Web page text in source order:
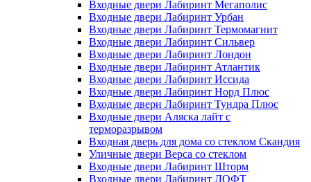
Входные двери Лабиринт Мегаполис
Входные двери Лабиринт Урбан
Входные двери Лабиринт Термомагнит
Входные двери Лабиринт Сильвер
Входные двери Лабиринт Лондон
Входные двери Лабиринт Атлантик
Входные двери Лабиринт Иссида
Входные двери Лабиринт Норд Плюс
Входные двери Лабиринт Тундра Плюс
Входные двери Аляска лайт с
терморазрывом
Входная дверь для дома со стеклом Скандия
Уличные двери Верса со стеклом
Входные двери Лабиринт Шторм
Входные двери Лабиринт ЛОФТ